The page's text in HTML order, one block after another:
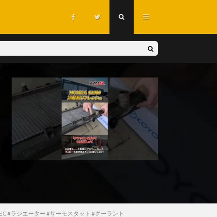
#ラジエーター #サーモスタット #クーラント